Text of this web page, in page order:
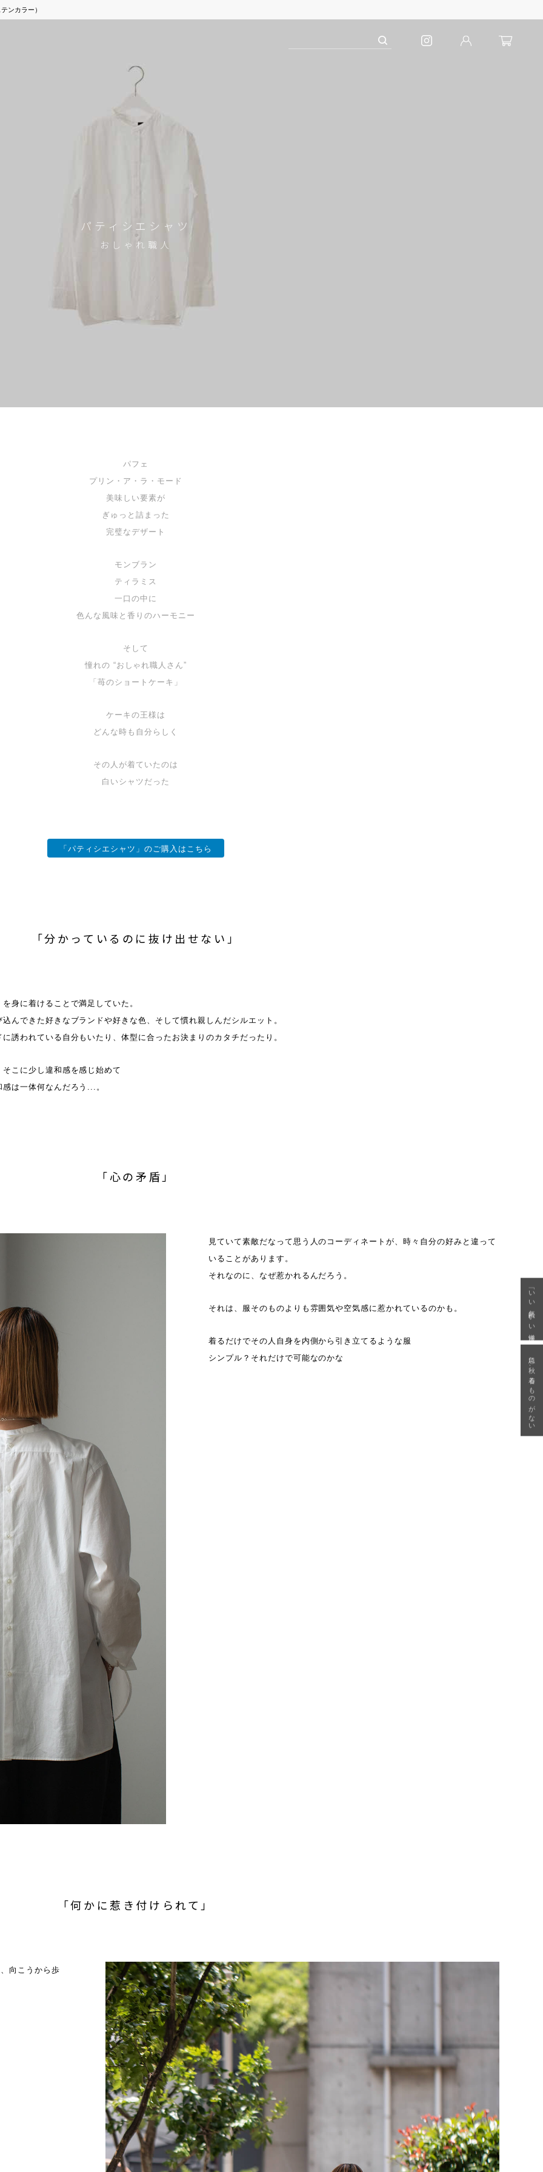
ンカラー）
パティシエシャツ
おしゃれ職人
パフェ
プリン・ア・ラ・モード
美味しい要素が
ぎゅっと詰まった
完璧なデザート
モンブラン
ティラミス
一口の中に
色んな風味と香りのハーモニー
そして
憧れの “おしゃれ職人さん”
「苺のショートケーキ」
ケーキの王様は
どんな時も自分らしく
その人が着ていたのは
白いシャツだった
「パティシエシャツ」のご購入はこちら
「分かっているのに抜け出せない」
身に着けることで満足していた。
込んできた好きなブランドや好きな色、そして慣れ親しんだシルエット。
に誘われている自分もいたり、体型に合ったお決まりのカタチだったり。
そこに少し違和感を感じ始めて
感は一体何なんだろう...。
「心の矛盾」
見ていて素敵だなって思う人のコーディネートが、時々自分の好みと違って
いることがあります。
それなのに、なぜ惹かれるんだろう。
それは、服そのものよりも雰囲気や空気感に惹かれているのかも。
着るだけでその人自身を内側から引き立てるような服
シンプル？それだけで可能なのかな
「何かに惹き付けられて」
向こうから歩
「いい年齢 いい洋服」
急に秋、着るものがない